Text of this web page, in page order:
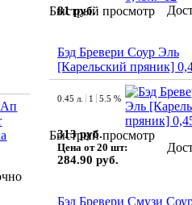
Быстрый просмотр
81 руб.
Бэд Бревери Соур Эль
[Карельский пряник]
Быстрый просмотр
0.45 л. 1 5.5 %
313 руб.
Цена от 20 шт:
284.90 руб.
Бэд Бревери Смузи